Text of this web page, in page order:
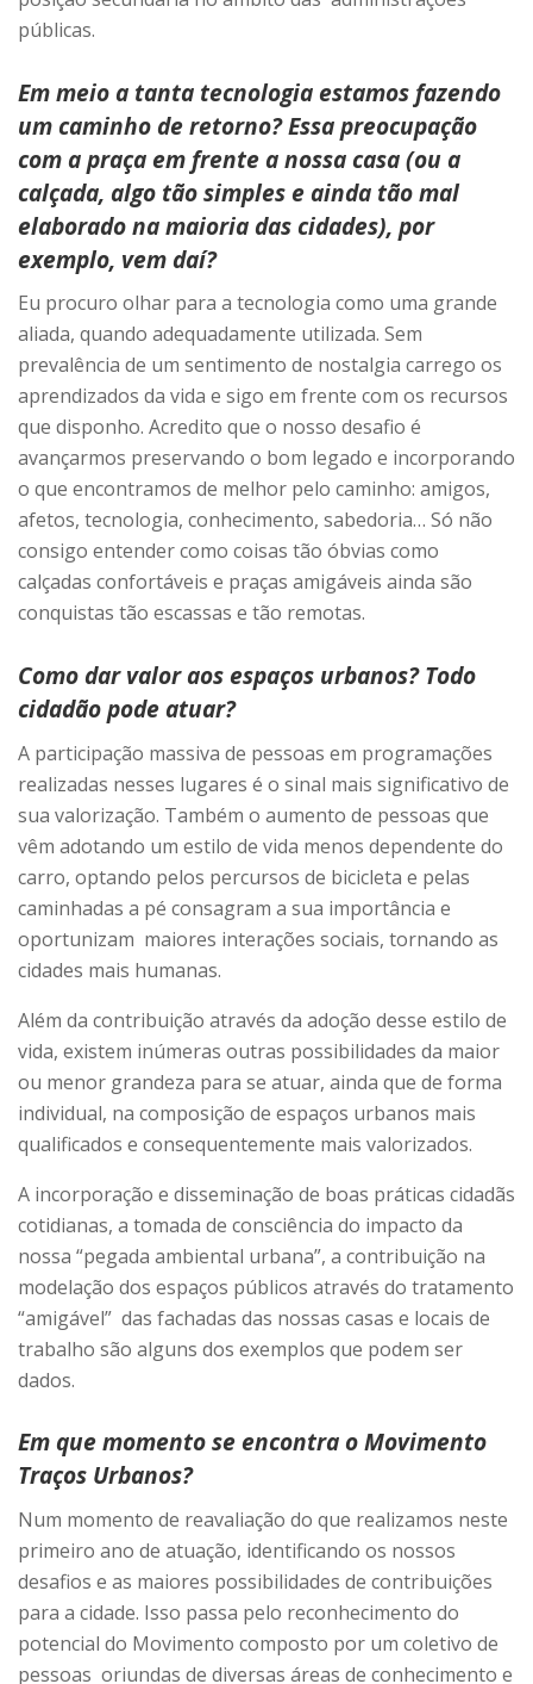
públicas.
Em meio a tanta tecnologia estamos fazendo
um caminho de retorno? Essa preocupação
com a praça em frente a nossa casa (ou a
calçada, algo tão simples e ainda tão mal
elaborado na maioria das cidades), por
exemplo, vem daí?
Eu procuro olhar para a tecnologia como uma grande
aliada, quando adequadamente utilizada. Sem
prevalência de um sentimento de nostalgia carrego os
aprendizados da vida e sigo em frente com os recursos
que disponho. Acredito que o nosso desafio é
avançarmos preservando o bom legado e incorporando
o que encontramos de melhor pelo caminho: amigos,
afetos, tecnologia, conhecimento, sabedoria… Só não
consigo entender como coisas tão óbvias como
calçadas confortáveis e praças amigáveis ainda são
conquistas tão escassas e tão remotas.
Como dar valor aos espaços urbanos? Todo
cidadão pode atuar?
A participação massiva de pessoas em programações
realizadas nesses lugares é o sinal mais significativo de
sua valorização. Também o aumento de pessoas que
vêm adotando um estilo de vida menos dependente do
carro, optando pelos percursos de bicicleta e pelas
caminhadas a pé consagram a sua importância e
oportunizam maiores interações sociais, tornando as
cidades mais humanas.
Além da contribuição através da adoção desse estilo de
vida, existem inúmeras outras possibilidades da maior
ou menor grandeza para se atuar, ainda que de forma
individual, na composição de espaços urbanos mais
qualificados e consequentemente mais valorizados.
A incorporação e disseminação de boas práticas cidadãs
cotidianas, a tomada de consciência do impacto da
nossa “pegada ambiental urbana”, a contribuição na
modelação dos espaços públicos através do tratamento
“amigável” das fachadas das nossas casas e locais de
trabalho são alguns dos exemplos que podem ser
dados.
Em que momento se encontra o Movimento
Traços Urbanos?
Num momento de reavaliação do que realizamos neste
primeiro ano de atuação, identificando os nossos
desafios e as maiores possibilidades de contribuições
para a cidade. Isso passa pelo reconhecimento do
potencial do Movimento composto por um coletivo de
pessoas oriundas de diversas áreas de conhecimento e